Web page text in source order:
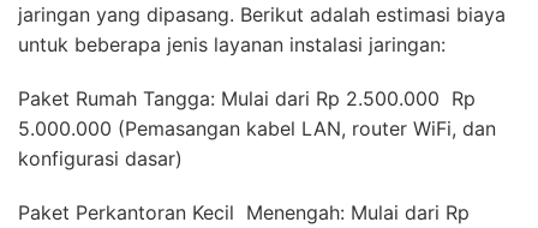
jaringan yang dipasang. Berikut adalah estimasi biaya
untuk beberapa jenis layanan instalasi jaringan:
Paket Rumah Tangga: Mulai dari Rp 2.500.000  Rp
5.000.000 (Pemasangan kabel LAN, router WiFi, dan
konfigurasi dasar)
Paket Perkantoran Kecil  Menengah: Mulai dari Rp